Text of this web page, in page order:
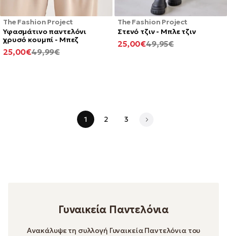
The Fashion Project
Υφασμάτινο παντελόνι
χρυσό κουμπί - Μπεζ
ΚΑΝΟΝΙΚΉ
49,99€
ΕΛΆΧΙΣΤΗ
25,00€
The Fashion Project
Στενό τζιν - Μπλε τζιν
ΚΑΝΟΝΙΚΉ
49,95€
ΕΛΆΧΙΣΤΗ
25,00€
1 2 3
Γυναικεία Παντελόνια
Ανακάλυψε τη συλλογή Γυναικεία Παντελόνια του